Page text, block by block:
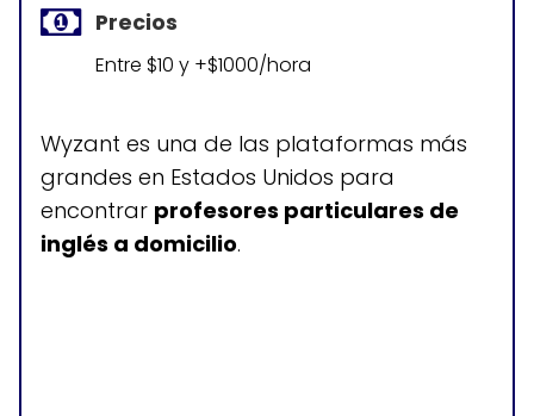
Precios
Entre $10 y +$1000/hora
Wyzant es una de las plataformas más
grandes en Estados Unidos para
encontrar profesores particulares de
inglés a domicilio.